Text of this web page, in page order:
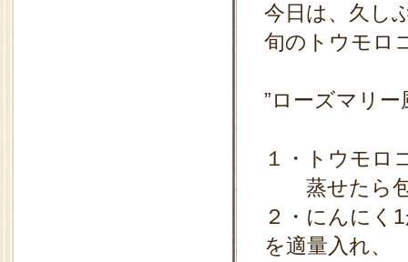
今日は、久し
旬のトウモロ
”ローズマリ
１・トウモロ
蒸せたら包
２・にんにく
を適量入れ、